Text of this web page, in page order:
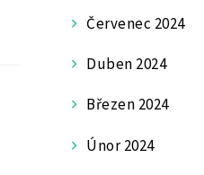
Červenec 2024
Duben 2024
Březen 2024
Únor 2024